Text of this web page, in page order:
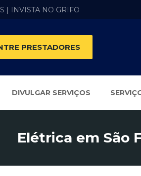
| INVISTA NO GRIFO
PRESTADORES
DIVULGAR SERVIÇOS
Elétrica em São